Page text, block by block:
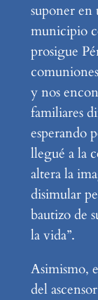
suponer
municipio
prosigue
y nos
familiares
esperando
llegué a la
altera la
disimular
bautizo de
la vida”.
Asimismo,
del